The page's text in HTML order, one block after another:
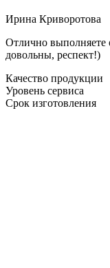
Ирина Криворотова
Отлично выполняете
довольны, респект!)
Качество продукции
Уровень сервиса
Срок изготовления